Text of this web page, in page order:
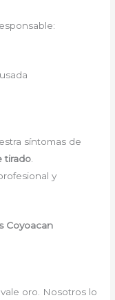
síntomas de
tirado
y
Coyoacan
oro. Nosotros lo